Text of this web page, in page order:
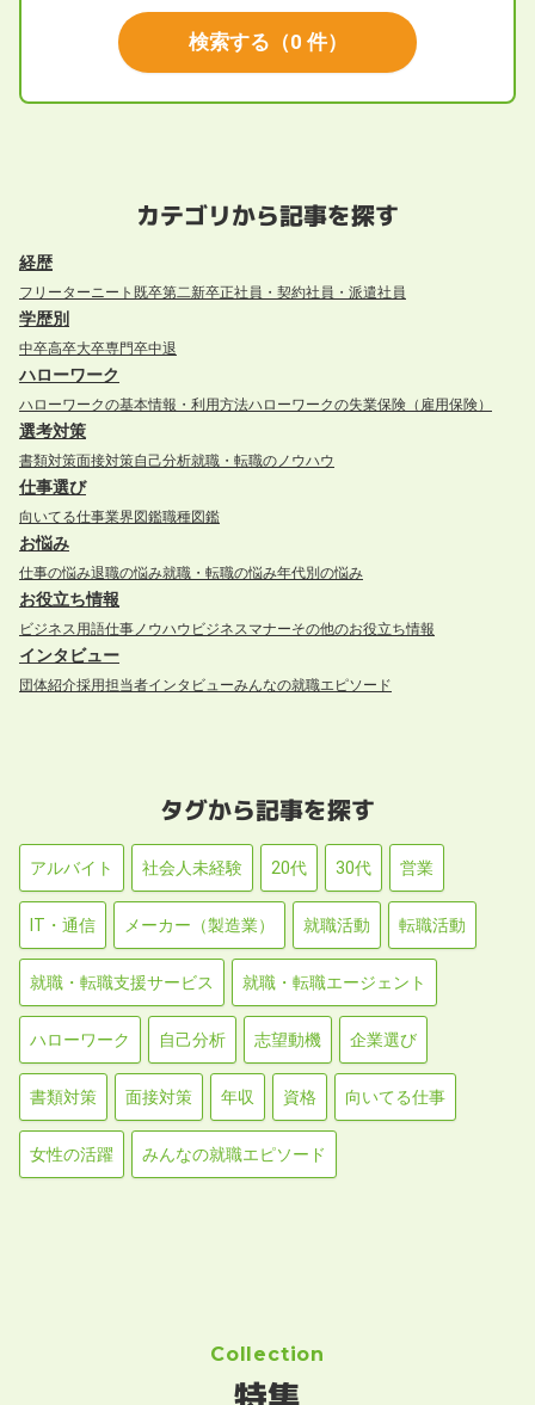
検索する （0 件）
カテゴリから記事を探す
経歴
フリーターニート 既卒第二新卒正社員・契約社員・派遣社員
学歴別
中卒高卒大卒専門卒中退
ハローワーク
ハローワークの基本情報・利用方法ハローワークの失業保険（雇用保険）
選考対策
書類対策面接対策自己分析就職・転職のノウハウ
仕事選び
向いてる仕事業界図鑑職種図鑑
お悩み
仕事の悩み退職の悩み就職・転職の悩み年代別の悩み
お役立ち情報
ビジネス用語仕事ノウハウ ビジネスマナーその他のお役立ち情報
インタビュー
団体紹介採用担当者インタビューみんなの就職エピソード
タグから記事を探す
アルバイト 社会人未経験 20代 30代 営業
IT・通信 メーカー（製造業） 就職活動 転職活動
就職・転職支援サービス 就職・転職エージェント
ハローワーク 自己分析 志望動機 企業選び
書類対策 面接対策 年収 資格 向いてる仕事
女性の活躍 みんなの就職エピソード
Collection